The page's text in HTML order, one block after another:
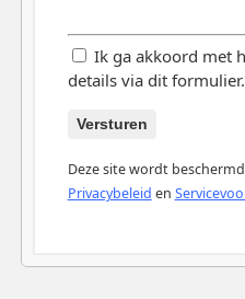
Ik ga akkoord met
details via dit formulier.
Versturen
Deze site wordt
Privacybeleid en